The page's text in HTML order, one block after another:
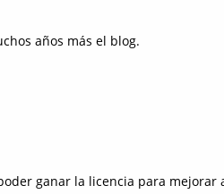
años más el blog.
ganar la licencia para mejorar